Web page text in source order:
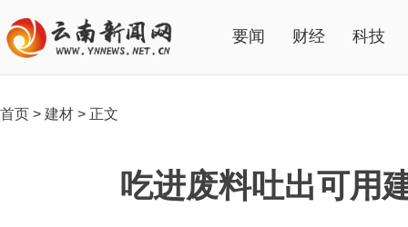
要闻 财经 科技
首页 > 建材 > 正文
吃进废料吐出可用